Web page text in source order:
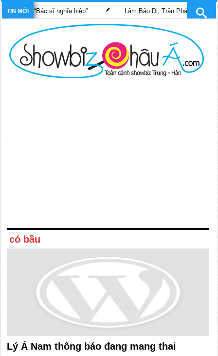
TIN MỚI
“Bác sĩ nghĩa hiệp” Lâm Bảo Di, Trần Pháp Dung tái ngộ
có bầu
Lý Á Nam thông báo đang mang thai